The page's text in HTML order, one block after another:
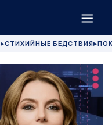
▶СТИХИЙНЫЕ БЕДСТВИЯ▶